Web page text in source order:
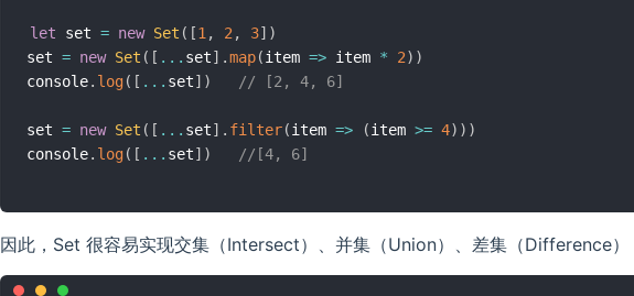
let set = new Set ( [1, 2, 3] )
set = new Set ( [ ... set] .map(item => item * 2) )
console. log( [ ... set] ) // [2, 4, 6]
set = new Set ( [ ... set] . filter(item => (item >= 4) ) )
console. log( [ ... set] ) //[4, 6]
因此，Set 很容易实现交集（Intersect）、并集（Union）、差集（Difference）